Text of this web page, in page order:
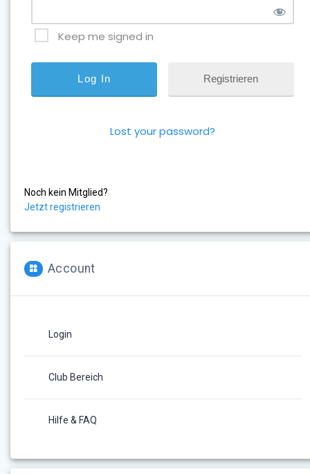
Keep me signed in
Registrieren
Lost your password?
Noch kein Mitglied?
Jetzt registrieren
Account
Login
Club Bereich
Hilfe & FAQ